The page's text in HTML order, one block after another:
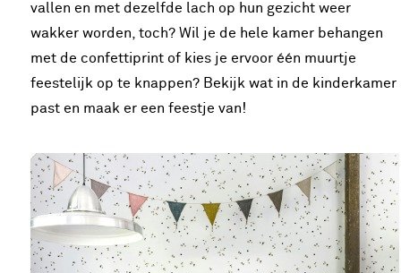
vallen en met dezelfde lach op hun gezicht weer
wakker worden, toch? Wil je de hele kamer behangen
met de confettiprint of kies je ervoor één muurtje
feestelijk op te knappen? Bekijk wat in de kinderkamer
past en maak er een feestje van!